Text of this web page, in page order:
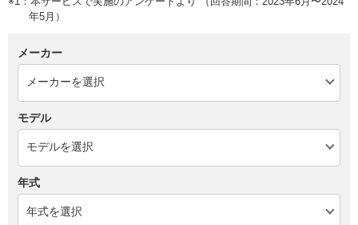
年5月）
メーカー
モデル
年式